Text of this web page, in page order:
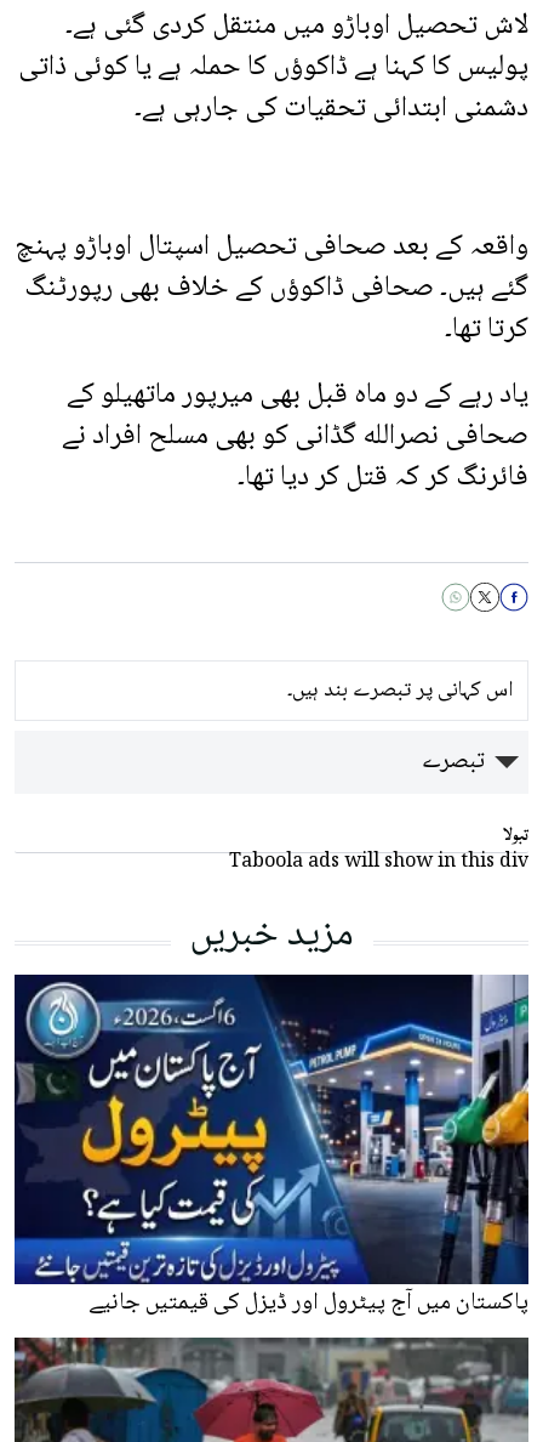
لاش تحصیل اوباڑو میں منتقل کردی گئی ہے۔
پولیس کا کہنا ہے ڈاکوؤں کا حملہ ہے یا کوئی ذاتی
دشمنی ابتدائی تحقیات کی جارہی ہے۔
واقعہ کے بعد صحافی تحصیل اسپتال اوباڑو پہنچ
گئے ہیں۔ صحافی ڈاکوؤں کے خلاف بھی رپورٹنگ
کرتا تھا۔
یاد رہے کے دو ماہ قبل بھی میرپور ماتھیلو کے
صحافی نصرالله گڈانی کو بھی مسلح افراد نے
فائرنگ کر کہ قتل کر دیا تھا۔
اس کہانی پر تبصرے بند ہیں۔
تبصرے
تبولا
Taboola ads will show in this div
مزید خبریں
پاکستان میں آج پیٹرول اور ڈیزل کی قیمتیں جانیے